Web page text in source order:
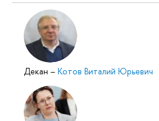
Декан – Котов Виталий Юрьевич